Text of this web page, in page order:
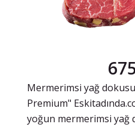
Mermerimsi yağ
Premium"
yoğun mermerimsi yağ